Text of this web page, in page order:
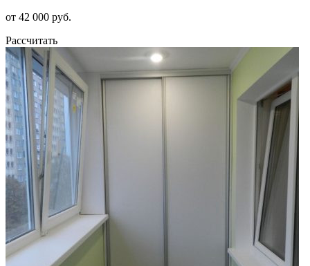
от 42 000 руб.
Рассчитать